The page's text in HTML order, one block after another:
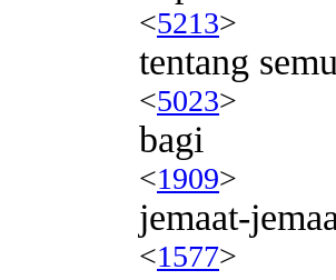
<5213>
tentang
<5023>
bagi
<1909>
jemaat-
<1577>